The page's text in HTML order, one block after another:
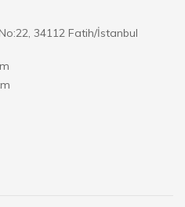
34112 Fatih/İstanbul